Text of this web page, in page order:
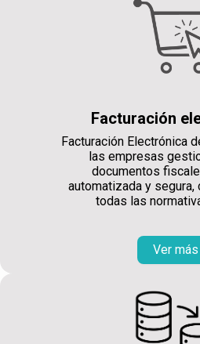
Facturación
Facturación Electrónica
las empresas
documentos
automatizada y segura,
todas las
Ver más